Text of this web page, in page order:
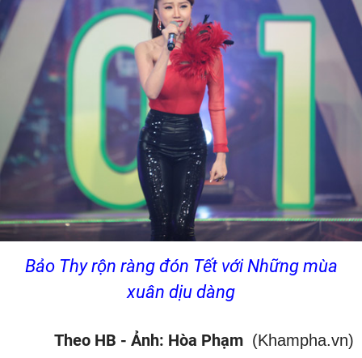
Bảo Thy rộn ràng đón Tết với Những mùa
xuân dịu dàng
Theo HB - Ảnh: Hòa Phạm (Khampha.vn)